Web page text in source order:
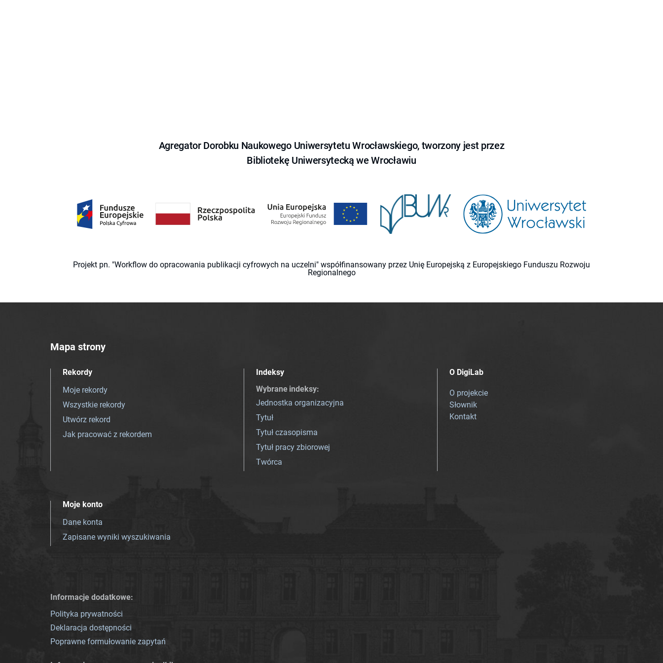
Agregator Dorobku Naukowego Uniwersytetu Wrocławskiego, tworzony jest przez
Bibliotekę Uniwersytecką we Wrocławiu
Projekt pn. "Workflow do opracowania publikacji cyfrowych na uczelni" współfinansowany przez Unię Europejską z Europejskiego Funduszu Rozwoju
Regionalnego
Mapa strony
Rekordy
Moje rekordy
Wszystkie rekordy
Utwórz rekord
Jak pracować z rekordem
Indeksy
Wybrane indeksy:
Jednostka organizacyjna
Tytuł
Tytuł czasopisma
Tytuł pracy zbiorowej
Twórca
O DigiLab
O projekcie
Słownik
Kontakt
Moje konto
Dane konta
Zapisane wyniki wyszukiwania
Informacje dodatkowe:
Polityka prywatności
Deklaracja dostępności
Poprawne formułowanie zapytań